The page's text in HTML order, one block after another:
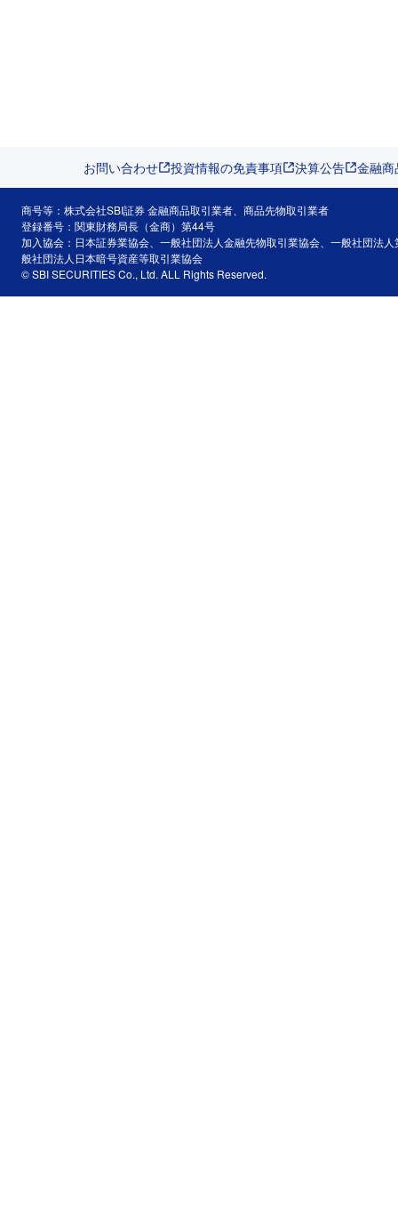
お問い合わせ 投資情報の免責事項 決算公告 金融
商号等：株式会社SBI証券 金融商品取引業者、商品先物取引業者
登録番号：関東財務局長（金商）第44号
加入協会：日本証券業協会、一般社団法人金融先物取引業協会、一般社団法
般社団法人日本暗号資産等取引業協会
© SBI SECURITIES Co., Ltd. ALL Rights Reserved.